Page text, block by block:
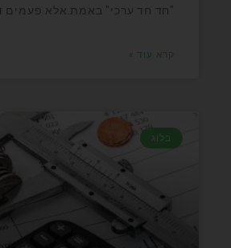
"חד חד ערכי" באמת.אלא פעמים
קרא עוד »
בלוג